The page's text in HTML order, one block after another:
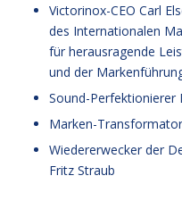
Victorinox-CEO Carl
des Internationalen
für herausragende
und der
Sound-Perfektionierer
Marken-
Wiedererwecker der
Fritz Straub